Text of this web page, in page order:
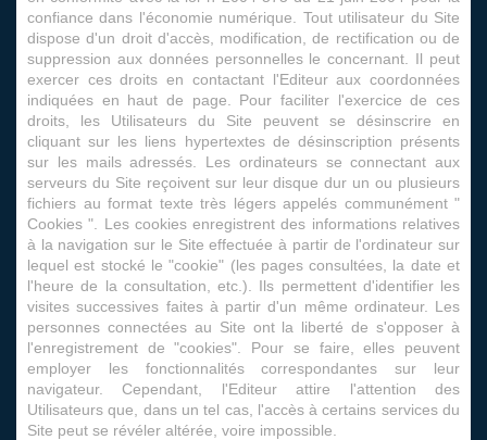
confiance dans l'économie numérique. Tout utilisateur du Site
dispose d'un droit d'accès, modification, de rectification ou de
suppression aux données personnelles le concernant. Il peut
exercer ces droits en contactant l'Editeur aux coordonnées
indiquées en haut de page. Pour faciliter l'exercice de ces
droits, les Utilisateurs du Site peuvent se désinscrire en
cliquant sur les liens hypertextes de désinscription présents
sur les mails adressés. Les ordinateurs se connectant aux
serveurs du Site reçoivent sur leur disque dur un ou plusieurs
fichiers au format texte très légers appelés communément "
Cookies ". Les cookies enregistrent des informations relatives
à la navigation sur le Site effectuée à partir de l'ordinateur sur
lequel est stocké le "cookie" (les pages consultées, la date et
l'heure de la consultation, etc.). Ils permettent d'identifier les
visites successives faites à partir d'un même ordinateur. Les
personnes connectées au Site ont la liberté de s'opposer à
l'enregistrement de "cookies". Pour se faire, elles peuvent
employer les fonctionnalités correspondantes sur leur
navigateur. Cependant, l'Editeur attire l'attention des
Utilisateurs que, dans un tel cas, l'accès à certains services du
Site peut se révéler altérée, voire impossible.